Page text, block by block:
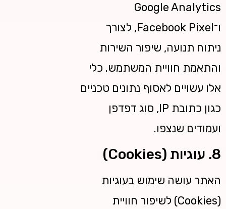
Google Analytics
ו־Facebook Pixel, לצורך
ניתוח תנועה, שיפור השירות
והתאמת חוויית המשתמש. כלי
אלו עשויים לאסוף נתונים טכניים
כגון כתובת IP, סוג דפדפן
ועמודים שנצפו.
8. עוגיות (Cookies)
האתר עושה שימוש בעוגיות
(Cookies) לשיפור חוויית